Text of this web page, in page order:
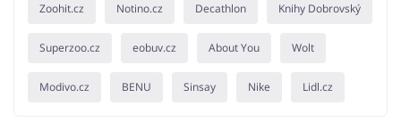
Zoohit.cz Notino.cz Decathlon Knihy Dobrovský
Superzoo.cz eobuv.cz About You Wolt
Modivo.cz BENU Sinsay Nike Lidl.cz